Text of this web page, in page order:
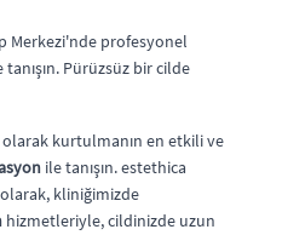
Merkezi'nde profesyonel
Pürüzsüz bir cilde
kurtulmanın en etkili ve
ile tanışın. estethica
olarak, kliniğimizde
hizmetleriyle, cildinizde uzun